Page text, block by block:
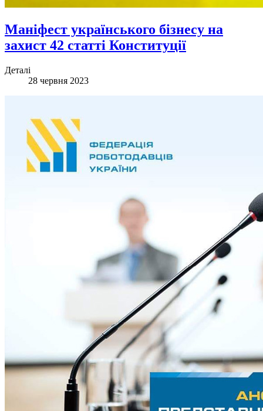
Маніфест українського бізнесу на
захист 42 статті Конституції
Деталі
28 червня 2023